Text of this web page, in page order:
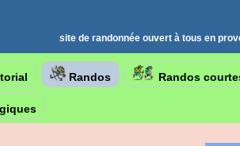
site de randonnée ouvert à tous en
Randos Randos